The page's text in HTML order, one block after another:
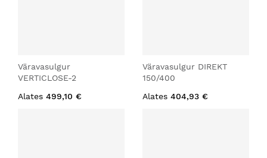
Väravasulgur
VERTICLOSE-2
Alates 499,10 €
Väravasulgur DIREKT
150/400
Alates 404,93 €